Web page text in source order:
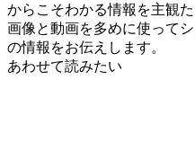
からこそわかる情報を主観
画像と動画を多めに使って
の情報をお伝えします。
あわせて読みたい